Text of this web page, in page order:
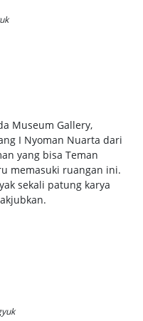
Museum Gallery,
I Nyoman Nuarta dari
yang bisa Teman
memasuki ruangan ini.
sekali patung karya